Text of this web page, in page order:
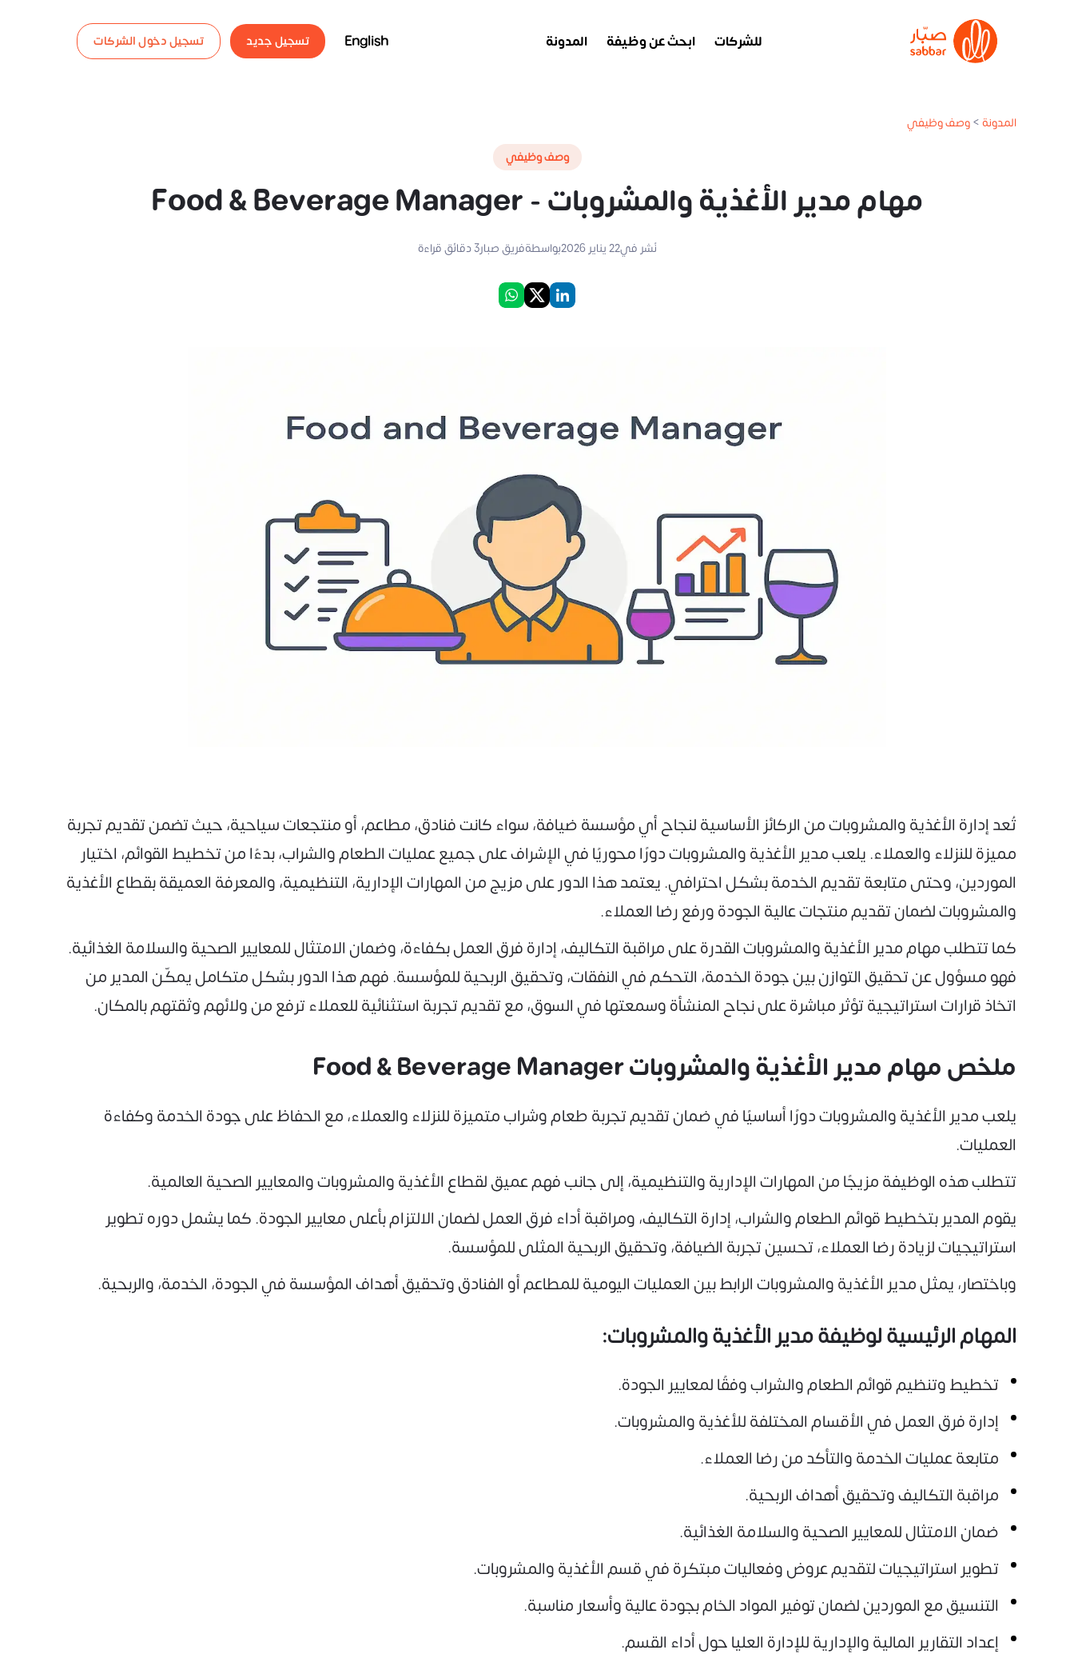
للشركات ابحث عن وظيفة المدونة English تسجيل جديد تسجيل دخول الشركات
المدونة>وصف وظيفي
وصف وظيفي
مهام مدير الأغذية والمشروبات - Food & Beverage Manager
نُشر في22 يناير 2026 بواسطةفريق صبار3دقائق قراءة
تُعد إدارة الأغذية والمشروبات من الركائز الأساسية لنجاح أي مؤسسة ضيافة، سواء كانت فنادق، مطاعم، أو منتجعات سياحية، حيث تضمن تقديم تجربة
مميزة للنزلاء والعملاء. يلعب مدير الأغذية والمشروبات دورًا محوريًا في الإشراف على جميع عمليات الطعام والشراب، بدءًا من تخطيط القوائم، اختيار
الموردين، وحتى متابعة تقديم الخدمة بشكل احترافي. يعتمد هذا الدور على مزيج من المهارات الإدارية، التنظيمية، والمعرفة العميقة بقطاع الأغذية
والمشروبات لضمان تقديم منتجات عالية الجودة ورفع رضا العملاء.
كما تتطلب مهام مدير الأغذية والمشروبات القدرة على مراقبة التكاليف، إدارة فرق العمل بكفاءة، وضمان الامتثال للمعايير الصحية والسلامة الغذائية.
فهو مسؤول عن تحقيق التوازن بين جودة الخدمة، التحكم في النفقات، وتحقيق الربحية للمؤسسة. فهم هذا الدور بشكل متكامل يمكّن المدير من
اتخاذ قرارات استراتيجية تؤثر مباشرة على نجاح المنشأة وسمعتها في السوق، مع تقديم تجربة استثنائية للعملاء ترفع من ولائهم وثقتهم بالمكان.
ملخص مهام مدير الأغذية والمشروبات Food & Beverage Manager
يلعب مدير الأغذية والمشروبات دورًا أساسيًا في ضمان تقديم تجربة طعام وشراب متميزة للنزلاء والعملاء، مع الحفاظ على جودة الخدمة وكفاءة
العمليات.
تتطلب هذه الوظيفة مزيجًا من المهارات الإدارية والتنظيمية، إلى جانب فهم عميق لقطاع الأغذية والمشروبات والمعايير الصحية العالمية.
يقوم المدير بتخطيط قوائم الطعام والشراب، إدارة التكاليف، ومراقبة أداء فرق العمل لضمان الالتزام بأعلى معايير الجودة. كما يشمل دوره تطوير
استراتيجيات لزيادة رضا العملاء، تحسين تجربة الضيافة، وتحقيق الربحية المثلى للمؤسسة.
وباختصار، يمثل مدير الأغذية والمشروبات الرابط بين العمليات اليومية للمطاعم أو الفنادق وتحقيق أهداف المؤسسة في الجودة، الخدمة، والربحية.
المهام الرئيسية لوظيفة مدير الأغذية والمشروبات:
تخطيط وتنظيم قوائم الطعام والشراب وفقًا لمعايير الجودة.
إدارة فرق العمل في الأقسام المختلفة للأغذية والمشروبات.
متابعة عمليات الخدمة والتأكد من رضا العملاء.
مراقبة التكاليف وتحقيق أهداف الربحية.
ضمان الامتثال للمعايير الصحية والسلامة الغذائية.
تطوير استراتيجيات لتقديم عروض وفعاليات مبتكرة في قسم الأغذية والمشروبات.
التنسيق مع الموردين لضمان توفير المواد الخام بجودة عالية وأسعار مناسبة.
إعداد التقارير المالية والإدارية للإدارة العليا حول أداء القسم.